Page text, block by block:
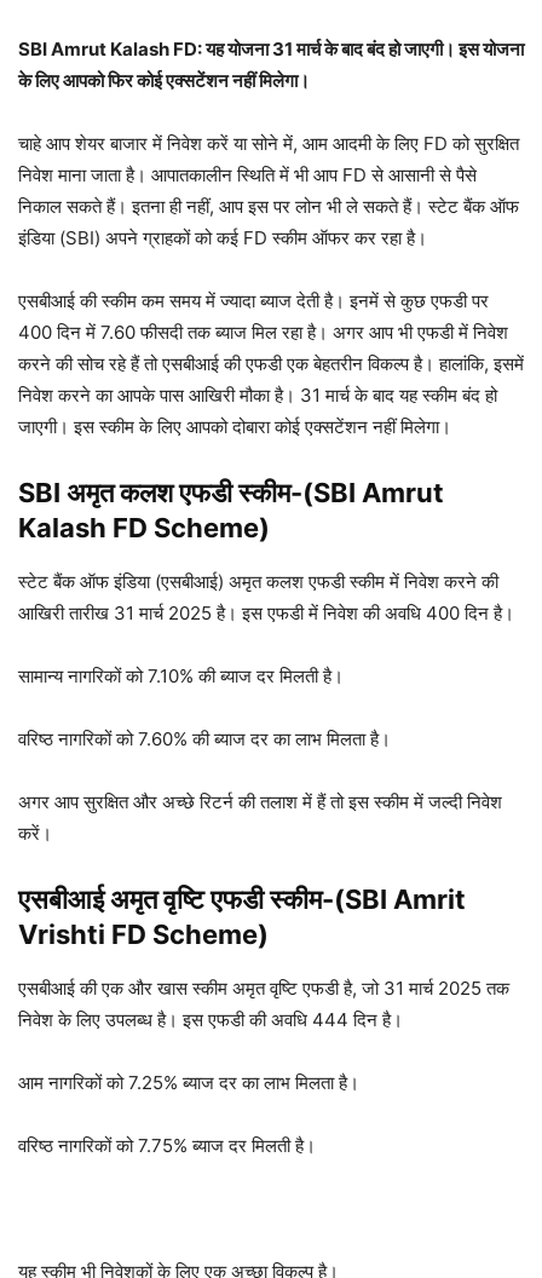
SBI Amrut Kalash FD: यह योजना 31 मार्च के बाद बंद हो जाएगी। इस योजना
के लिए आपको फिर कोई एक्सटेंशन नहीं मिलेगा।
चाहे आप शेयर बाजार में निवेश करें या सोने में, आम आदमी के लिए FD को सुरक्षित
निवेश माना जाता है। आपातकालीन स्थिति में भी आप FD से आसानी से पैसे
निकाल सकते हैं। इतना ही नहीं, आप इस पर लोन भी ले सकते हैं। स्टेट बैंक ऑफ
इंडिया (SBI) अपने ग्राहकों को कई FD स्कीम ऑफर कर रहा है।
एसबीआई की स्कीम कम समय में ज्यादा ब्याज देती है। इनमें से कुछ एफडी पर
400 दिन में 7.60 फीसदी तक ब्याज मिल रहा है। अगर आप भी एफडी में निवेश
करने की सोच रहे हैं तो एसबीआई की एफडी एक बेहतरीन विकल्प है। हालांकि, इसमें
निवेश करने का आपके पास आखिरी मौका है। 31 मार्च के बाद यह स्कीम बंद हो
जाएगी। इस स्कीम के लिए आपको दोबारा कोई एक्सटेंशन नहीं मिलेगा।
SBI अमृत कलश एफडी स्कीम-(SBI Amrut
Kalash FD Scheme)
स्टेट बैंक ऑफ इंडिया (एसबीआई) अमृत कलश एफडी स्कीम में निवेश करने की
आखिरी तारीख 31 मार्च 2025 है। इस एफडी में निवेश की अवधि 400 दिन है।
सामान्य नागरिकों को 7.10% की ब्याज दर मिलती है।
वरिष्ठ नागरिकों को 7.60% की ब्याज दर का लाभ मिलता है।
अगर आप सुरक्षित और अच्छे रिटर्न की तलाश में हैं तो इस स्कीम में जल्दी निवेश
करें।
एसबीआई अमृत वृष्टि एफडी स्कीम-(SBI Amrit
Vrishti FD Scheme)
एसबीआई की एक और खास स्कीम अमृत वृष्टि एफडी है, जो 31 मार्च 2025 तक
निवेश के लिए उपलब्ध है। इस एफडी की अवधि 444 दिन है।
आम नागरिकों को 7.25% ब्याज दर का लाभ मिलता है।
वरिष्ठ नागरिकों को 7.75% ब्याज दर मिलती है।
यह स्कीम भी निवेशकों के लिए एक अच्छा विकल्प है।